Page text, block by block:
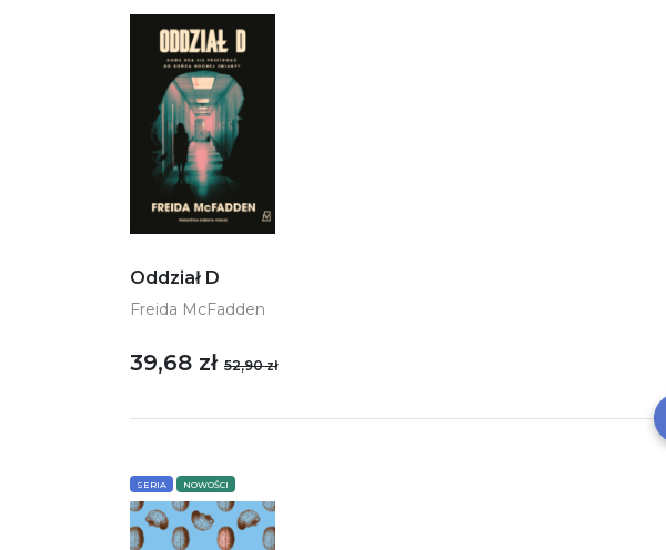
Oddział D
Freida McFadden
39,68 zł 52,90 zł
SERIA NOWOŚCI